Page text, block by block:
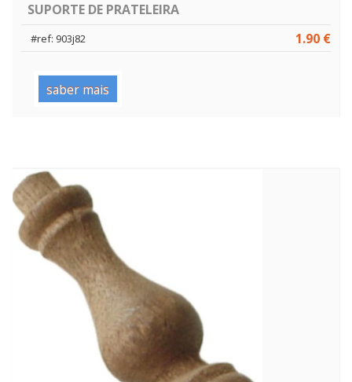
SUPORTE DE PRATELEIRA
1.90 €
#ref: 903j82
saber mais